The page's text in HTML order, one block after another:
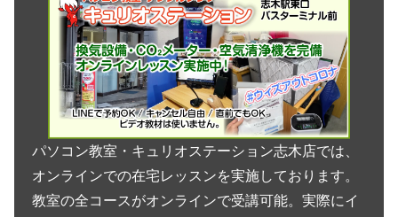
パソコン教室・キュリオステーション志木店では、
オンラインでの在宅レッスンを実施しております。
教室の全コースがオンラインで受講可能。実際にイ